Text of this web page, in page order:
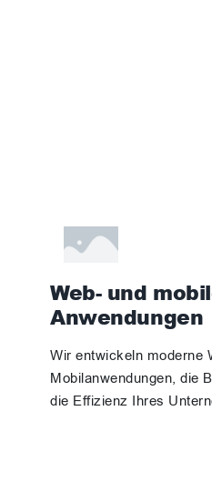
Web- und
Anwendungen
Wir entwickeln moderne
Mobilanwendungen, die
die Effizienz Ihres